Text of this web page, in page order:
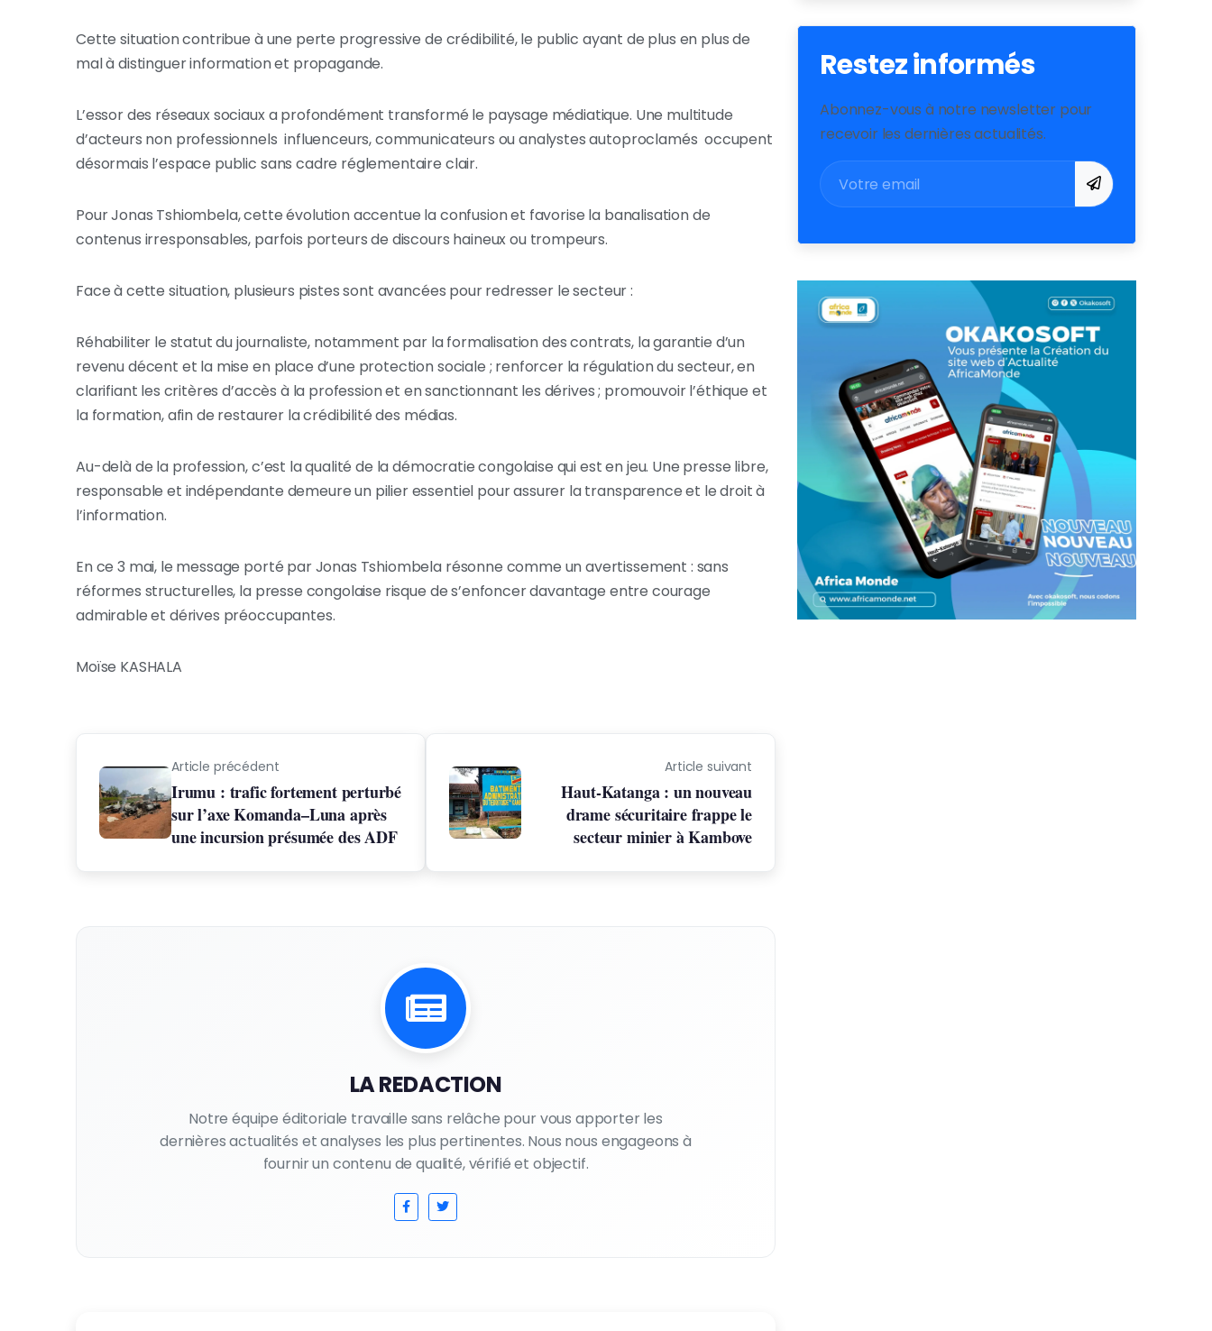
Cette situation contribue à une perte progressive de crédibilité, le public ayant de plus en plus de
mal à distinguer information et propagande.
L’essor des réseaux sociaux a profondément transformé le paysage médiatique. Une multitude
d’acteurs non professionnels influenceurs, communicateurs ou analystes autoproclamés occupent
désormais l’espace public sans cadre réglementaire clair.
Pour Jonas Tshiombela, cette évolution accentue la confusion et favorise la banalisation de
contenus irresponsables, parfois porteurs de discours haineux ou trompeurs.
Face à cette situation, plusieurs pistes sont avancées pour redresser le secteur :
Réhabiliter le statut du journaliste, notamment par la formalisation des contrats, la garantie d’un
revenu décent et la mise en place d’une protection sociale ; renforcer la régulation du secteur, en
clarifiant les critères d’accès à la profession et en sanctionnant les dérives ; promouvoir l’éthique et
la formation, afin de restaurer la crédibilité des médias.
Au-delà de la profession, c’est la qualité de la démocratie congolaise qui est en jeu. Une presse libre,
responsable et indépendante demeure un pilier essentiel pour assurer la transparence et le droit à
l’information.
En ce 3 mai, le message porté par Jonas Tshiombela résonne comme un avertissement : sans
réformes structurelles, la presse congolaise risque de s’enfoncer davantage entre courage
admirable et dérives préoccupantes.
Moïse KASHALA
Article précédent
Irumu : trafic fortement perturbé
sur l’axe Komanda–Luna après
une incursion présumée des ADF
Article suivant
Haut-Katanga : un nouveau
drame sécuritaire frappe le
secteur minier à Kambove
LA REDACTION
Notre équipe éditoriale travaille sans relâche pour vous apporter les
dernières actualités et analyses les plus pertinentes. Nous nous engageons à
fournir un contenu de qualité, vérifié et objectif.
Restez informés
Abonnez-vous à notre newsletter pour
recevoir les dernières actualités.